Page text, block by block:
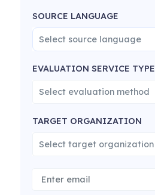
SOURCE LANGUAGE
Select source language
EVALUATION SERVICE TYPE
Select evaluation method
TARGET ORGANIZATION
Select target organization